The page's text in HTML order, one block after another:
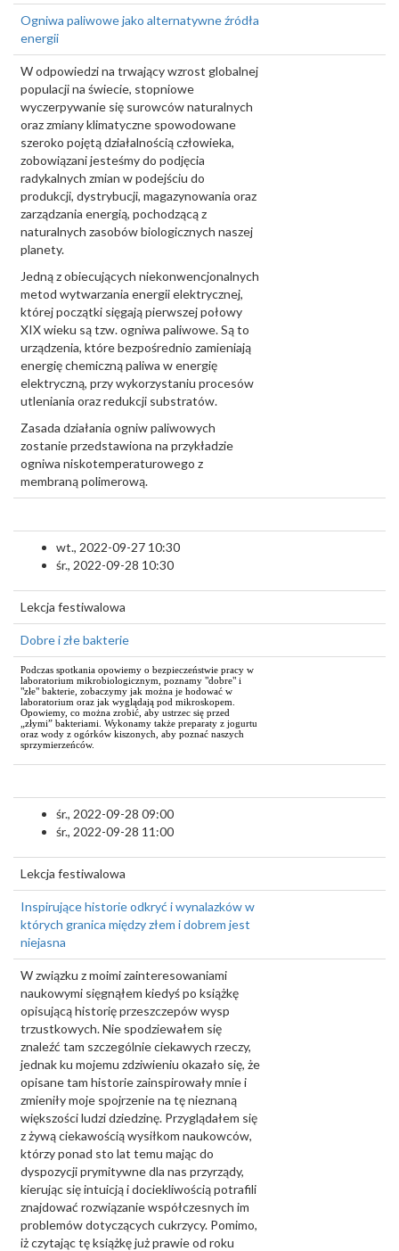
Ogniwa paliwowe jako alternatywne źródła
energii
W odpowiedzi na trwający wzrost globalnej
populacji na świecie, stopniowe
wyczerpywanie się surowców naturalnych
oraz zmiany klimatyczne spowodowane
szeroko pojętą działalnością człowieka,
zobowiązani jesteśmy do podjęcia
radykalnych zmian w podejściu do
produkcji, dystrybucji, magazynowania oraz
zarządzania energią, pochodzącą z
naturalnych zasobów biologicznych naszej
planety.
Jedną z obiecujących niekonwencjonalnych
metod wytwarzania energii elektrycznej,
której początki sięgają pierwszej połowy
XIX wieku są tzw. ogniwa paliwowe. Są to
urządzenia, które bezpośrednio zamieniają
energię chemiczną paliwa w energię
elektryczną, przy wykorzystaniu procesów
utleniania oraz redukcji substratów.
Zasada działania ogniw paliwowych
zostanie przedstawiona na przykładzie
ogniwa niskotemperaturowego z
membraną polimerową.
wt., 2022-09-27 10:30
śr., 2022-09-28 10:30
Lekcja festiwalowa
Dobre i złe bakterie
Podczas spotkania opowiemy o bezpieczeństwie pracy w
laboratorium mikrobiologicznym, poznamy "dobre" i
"złe" bakterie, zobaczymy jak można je hodować w
laboratorium oraz jak wyglądają pod mikroskopem.
Opowiemy, co można zrobić, aby ustrzec się przed
„złymi” bakteriami. Wykonamy także preparaty z jogurtu
oraz wody z ogórków kiszonych, aby poznać naszych
sprzymierzeńców.
śr., 2022-09-28 09:00
śr., 2022-09-28 11:00
Lekcja festiwalowa
Inspirujące historie odkryć i wynalazków w
których granica między złem i dobrem jest
niejasna
W związku z moimi zainteresowaniami
naukowymi sięgnąłem kiedyś po książkę
opisującą historię przeszczepów wysp
trzustkowych. Nie spodziewałem się
znaleźć tam szczególnie ciekawych rzeczy,
jednak ku mojemu zdziwieniu okazało się, że
opisane tam historie zainspirowały mnie i
zmieniły moje spojrzenie na tę nieznaną
większości ludzi dziedzinę. Przyglądałem się
z żywą ciekawością wysiłkom naukowców,
którzy ponad sto lat temu mając do
dyspozycji prymitywne dla nas przyrządy,
kierując się intuicją i dociekliwością potrafili
znajdować rozwiązanie współczesnych im
problemów dotyczących cukrzycy. Pomimo,
iż czytając tę książkę już prawie od roku